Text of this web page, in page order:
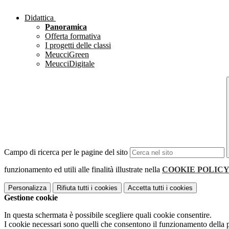
Didattica
Panoramica
Offerta formativa
I progetti delle classi
MeucciGreen
MeucciDigitale
Campo di ricerca per le pagine del sito
funzionamento ed utili alle finalità illustrate nella COOKIE POLICY
Personalizza Rifiuta tutti i cookies Accetta tutti i cookies
Gestione cookie
In questa schermata è possibile scegliere quali cookie consentire.
I cookie necessari sono quelli che consentono il funzionamento